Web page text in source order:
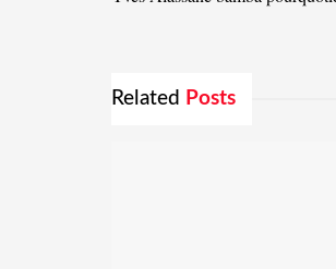
Related Posts